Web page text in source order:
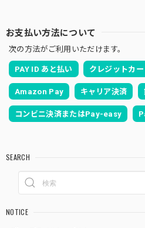
お支払い方法について
次の方法がご利用いただけます。
PAY ID あと払い クレジットカー
Amazon Pay キャリア決済
コンビニ決済またはPay-easy
SEARCH
NOTICE